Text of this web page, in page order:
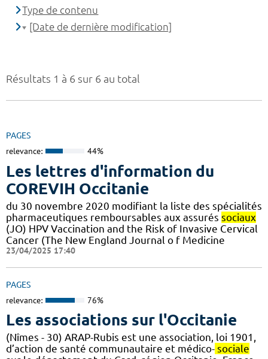
Résultats 1 à 6 sur 6 au total
PAGES
relevance: 44%
Les lettres d'information du
COREVIH Occitanie
du 30 novembre 2020 modifiant la liste des spécialités
pharmaceutiques remboursables aux assurés sociaux
(JO) HPV Vaccination and the Risk of Invasive Cervical
Cancer (The New England Journal o f Medicine
23/04/2025 17:40
PAGES
relevance: 76%
Les associations sur l'Occitanie
(Nîmes - 30) ARAP-Rubis est une association, loi 1901,
d’action de santé communautaire et médico- sociale
Type de contenu
[Date de dernière modification]